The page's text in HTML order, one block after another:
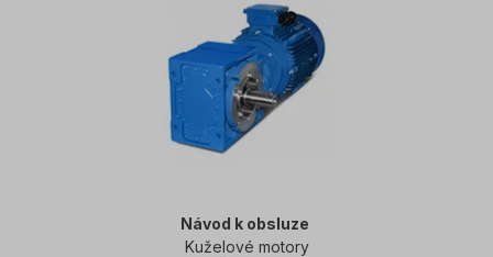
Návod k obsluze
Kuželové motory